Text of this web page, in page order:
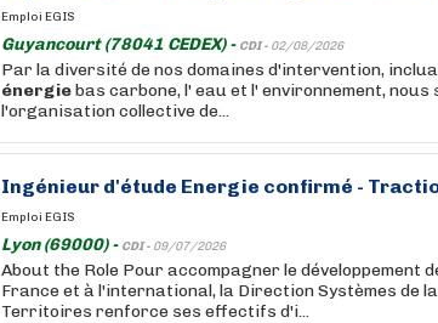
Emploi EGIS
Guyancourt (78041 CEDEX) - CDI - 02/08/2026
Par la diversité de nos domaines d'intervention,
énergiebas carbone, l' eau et l' environnement, nous
l'organisation collective de...
Ingénieur d'étude Energie confirmé -
Emploi EGIS
Lyon (69000) - CDI - 09/07/2026
About the Role Pour accompagner le développement
France et à l'international, la Direction Systèmes de
Territoires renforce ses effectifs d'i...